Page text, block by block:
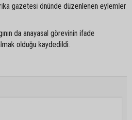
gazetesi önünde düzenlenen eylemler
da anayasal görevinin ifade
olduğu kaydedildi.